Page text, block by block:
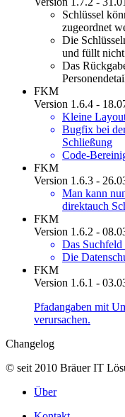
Schlüssel
zugeordnet
Die
und füllt
Das
FKM
Version 1.6.4 -
Kleine
Bugfix bei
Schließung
Code-
FKM
Version 1.6.3 -
Man kann
direktauch
FKM
Version 1.6.2 -
Das
Die
FKM
Version 1.6.1 -
Pfadangaben mit
verursachen.
Changelog
© seit 2010 Bräuer IT
Über